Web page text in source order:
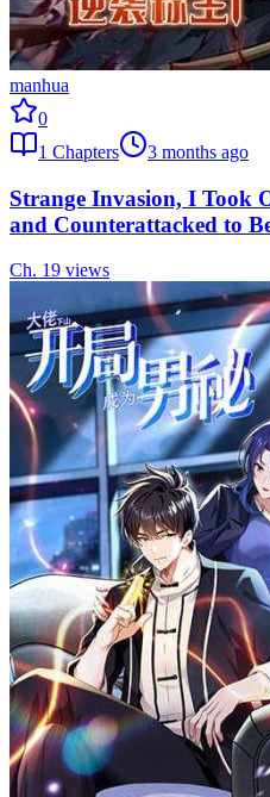
manhua
0
1 Chapters 3 months ago
Strange Invasion, I Took
and Counterattacked to
Ch. 19 views